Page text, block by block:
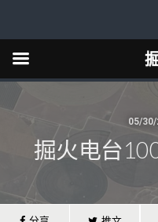
05/30/
掘火电台